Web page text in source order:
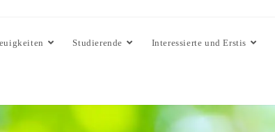
Studierende Interessierte und Erstis